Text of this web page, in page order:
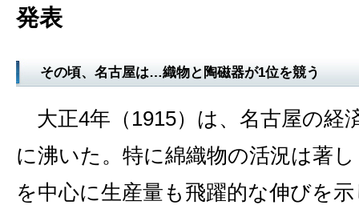
発表
その頃、名古屋は…織物と陶磁器が1位を競う
大正4年（1915）は、名古屋の経
に沸いた。特に綿織物の活況は著
を中心に生産量も飛躍的な伸びを